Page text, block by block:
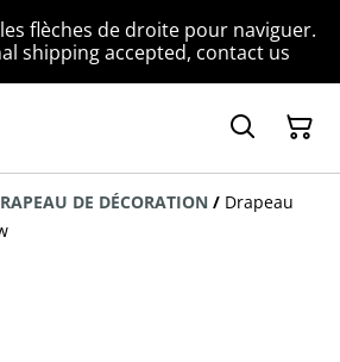
flèches de droite pour naviguer.
shipping accepted, contact us
DE DÉCORATION / Drapeau